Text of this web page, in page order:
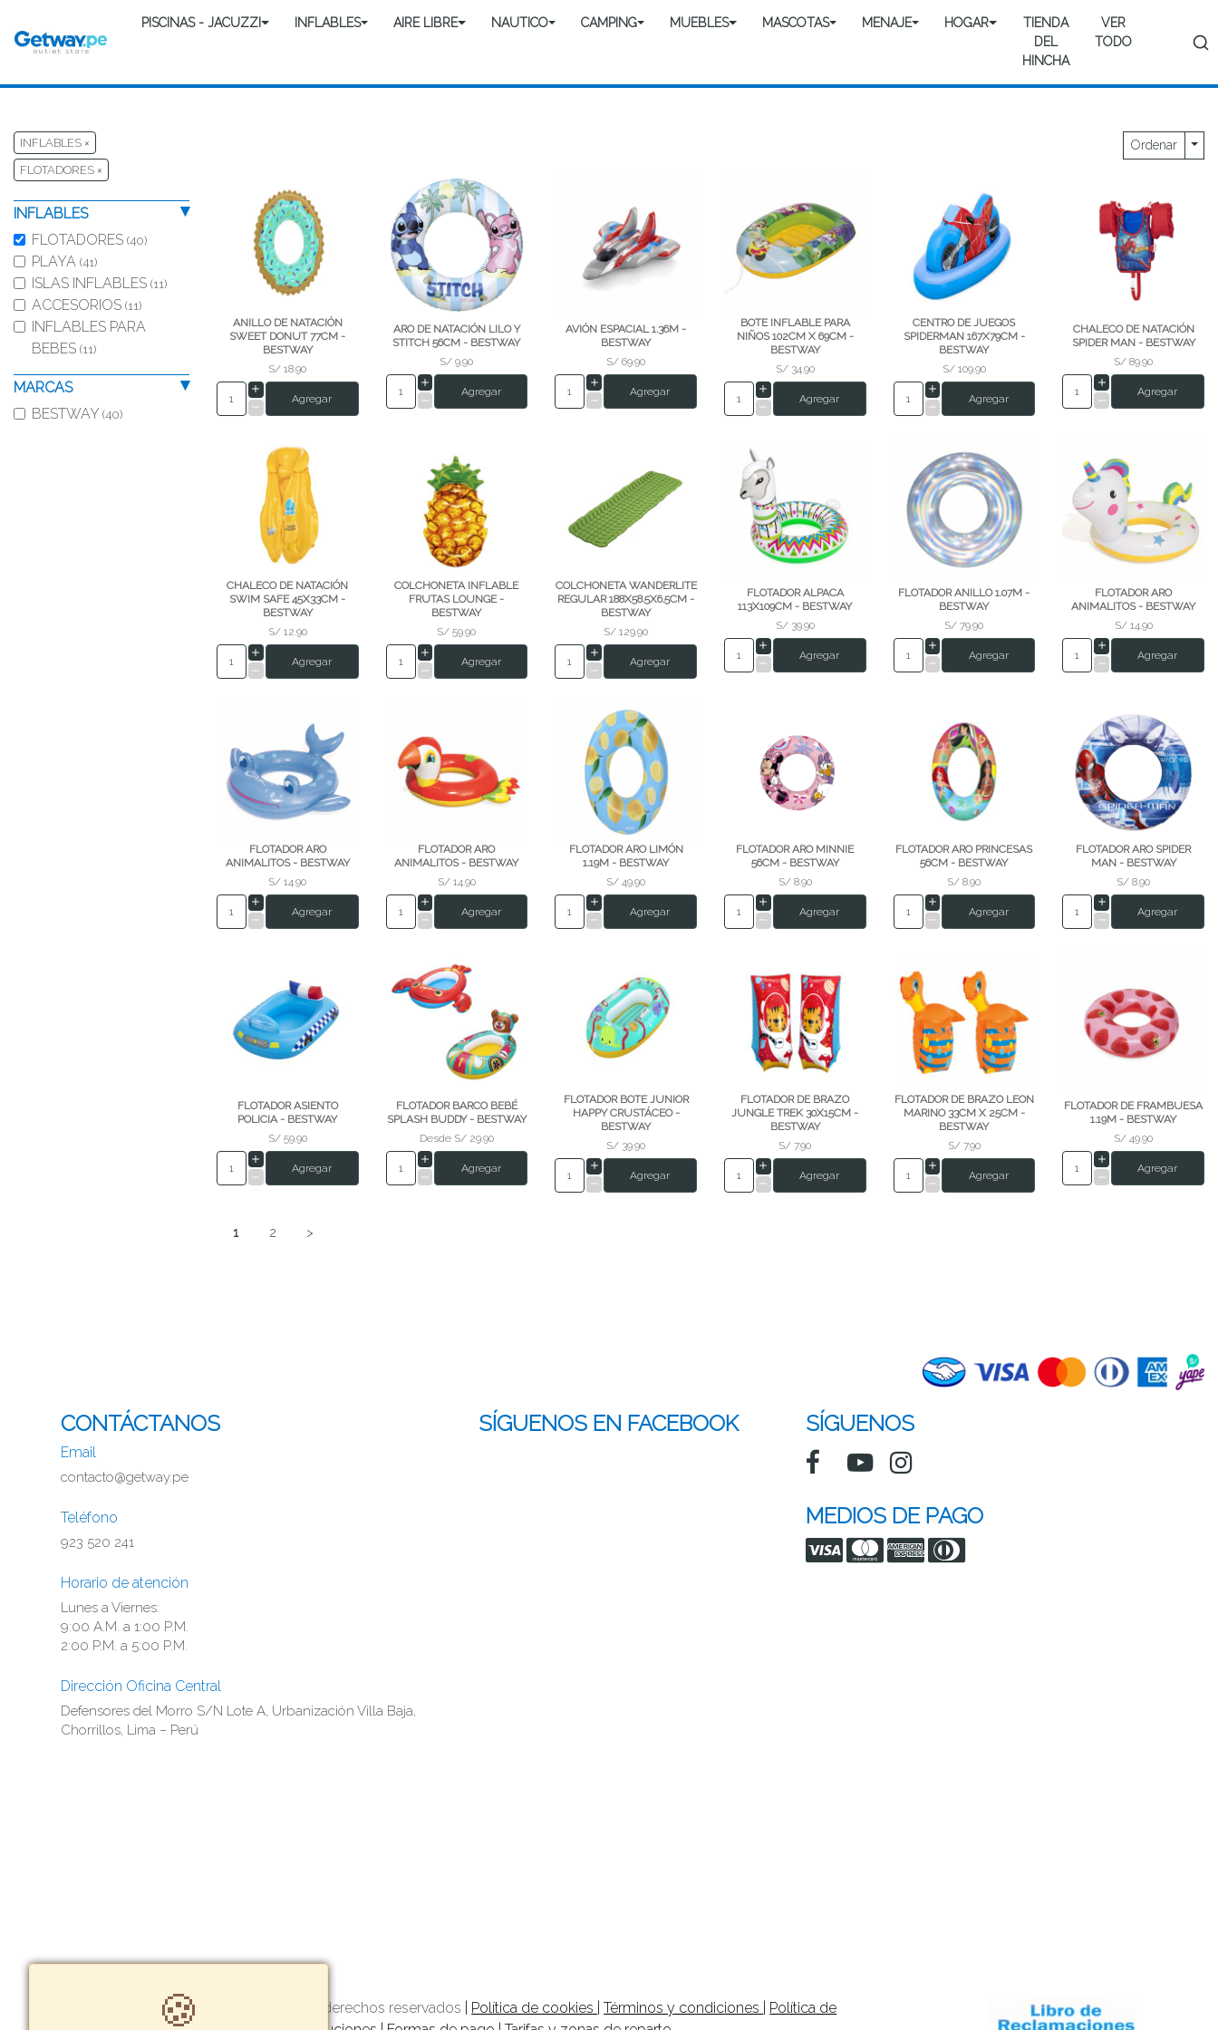
PISCINAS - JACUZZI INFLABLES AIRE LIBRE NAUTICO CAMPING MUEBLES MASCOTAS MENAJE HOGAR
TIENDA
DEL
HINCHA
VER
TODO
INFLABLES ×
FLOTADORES ×
INFLABLES
FLOTADORES (40)
PLAYA (41)
ISLAS INFLABLES (11)
ACCESORIOS (11)
INFLABLES PARA
BEBES (11)
MARCAS
BESTWAY (40)
Ordenar
ANILLO DE NATACIÓN
SWEET DONUT 77CM -
BESTWAY
S/ 18.90
Agregar
ARO DE NATACIÓN LILO Y
STITCH 56CM - BESTWAY
S/ 9.90
Agregar
AVIÓN ESPACIAL 1.36M -
BESTWAY
S/ 69.90
Agregar
BOTE INFLABLE PARA
NIÑOS 102CM X 69CM -
BESTWAY
S/ 34.90
Agregar
CENTRO DE JUEGOS
SPIDERMAN 167X79CM -
BESTWAY
S/ 109.90
Agregar
CHALECO DE NATACIÓN
SPIDER MAN - BESTWAY
S/ 89.90
Agregar
CHALECO DE NATACIÓN
SWIM SAFE 45X33CM -
BESTWAY
S/ 12.90
Agregar
COLCHONETA INFLABLE
FRUTAS LOUNGE -
BESTWAY
S/ 59.90
Agregar
COLCHONETA WANDERLITE
REGULAR 188X58.5X6.5CM -
BESTWAY
S/ 129.90
Agregar
FLOTADOR ALPACA
113X109CM - BESTWAY
S/ 39.90
Agregar
FLOTADOR ANILLO 1.07M -
BESTWAY
S/ 79.90
Agregar
FLOTADOR ARO
ANIMALITOS - BESTWAY
S/ 14.90
Agregar
FLOTADOR ARO
ANIMALITOS - BESTWAY
S/ 14.90
Agregar
FLOTADOR ARO
ANIMALITOS - BESTWAY
S/ 14.90
Agregar
FLOTADOR ARO LIMÓN
1.19M - BESTWAY
S/ 49.90
Agregar
FLOTADOR ARO MINNIE
56CM - BESTWAY
S/ 8.90
Agregar
FLOTADOR ARO PRINCESAS
56CM - BESTWAY
S/ 8.90
Agregar
FLOTADOR ARO SPIDER
MAN - BESTWAY
S/ 8.90
Agregar
FLOTADOR ASIENTO
POLICIA - BESTWAY
S/ 59.90
Agregar
FLOTADOR BARCO BEBÉ
SPLASH BUDDY - BESTWAY
Desde S/ 29.90
Agregar
FLOTADOR BOTE JUNIOR
HAPPY CRUSTÁCEO -
BESTWAY
S/ 39.90
Agregar
FLOTADOR DE BRAZO
JUNGLE TREK 30X15CM -
BESTWAY
S/ 7.90
Agregar
FLOTADOR DE BRAZO LEON
MARINO 33CM X 25CM -
BESTWAY
S/ 7.90
Agregar
FLOTADOR DE FRAMBUESA
1.19M - BESTWAY
S/ 49.90
Agregar
1 2 >
CONTÁCTANOS
Email
contacto@getway.pe
Teléfono
923 520 241
Horario de atención
Lunes a Viernes:
9:00 A.M. a 1:00 P.M.
2:00 P.M. a 5:00 P.M.
Dirección Oficina Central
Defensores del Morro S/N Lote A, Urbanización Villa Baja,
Chorrillos, Lima – Perú
SÍGUENOS EN FACEBOOK SÍGUENOS
MEDIOS DE PAGO
Copyright© 2022 Getway - Todos los derechos reservados Política de cookies |Términos y condiciones
Política de
🍪